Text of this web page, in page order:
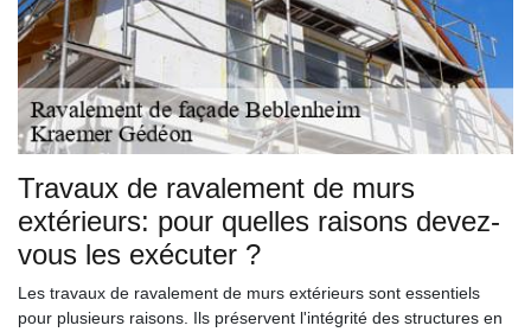
Travaux de ravalement de murs
extérieurs: pour quelles raisons devez-
vous les exécuter ?
Les travaux de ravalement de murs extérieurs sont essentiels
pour plusieurs raisons. Ils préservent l'intégrité des structures en